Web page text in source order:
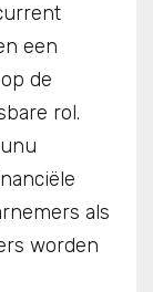
een
de
rol.
als
worden